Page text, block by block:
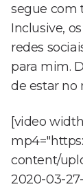
segue com
Inclusive,
redes
para mim.
de estar no
[video
content/
2020-03-